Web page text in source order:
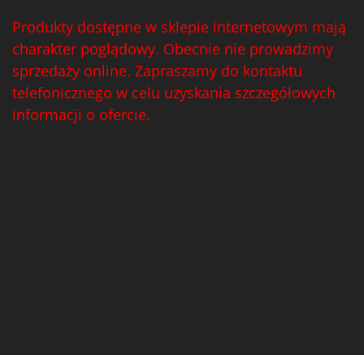
Produkty dostępne w sklepie internetowym mają
charakter poglądowy. Obecnie nie prowadzimy
sprzedaży online. Zapraszamy do kontaktu
telefonicznego w celu uzyskania szczegółowych
informacji o ofercie.